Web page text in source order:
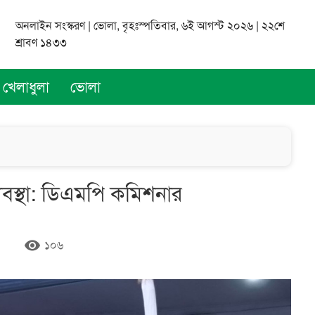
অনলাইন সংস্করণ | ভোলা, বৃহঃস্পতিবার, ৬ই আগস্ট ২০২৬ | ২২শে
শ্রাবণ ১৪৩৩
খেলাধুলা ভোলা
ডিএমপি কমিশনার
remove_red_eye ১০৬